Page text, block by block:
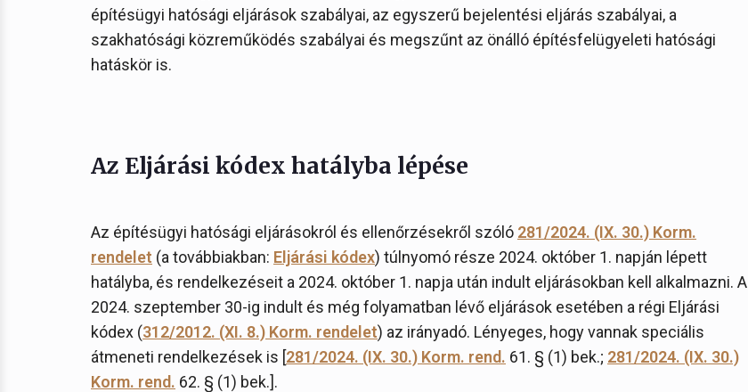
építésügyi hatósági eljárások szabályai, az egyszerű bejelentési eljárás szabályai, a
szakhatósági közreműködés szabályai és megszűnt az önálló építésfelügyeleti hatósági
hatáskör is.
Az Eljárási kódex hatályba lépése
Az építésügyi hatósági eljárásokról és ellenőrzésekről szóló 281/2024. (IX. 30.) Korm.
rendelet (a továbbiakban: Eljárási kódex) túlnyomó része 2024. október 1. napján lépett
hatályba, és rendelkezéseit a 2024. október 1. napja után indult eljárásokban kell alkalmazni. A
2024. szeptember 30-ig indult és még folyamatban lévő eljárások esetében a régi Eljárási
kódex (312/2012. (XI. 8.) Korm. rendelet) az irányadó. Lényeges, hogy vannak speciális
átmeneti rendelkezések is [281/2024. (IX. 30.) Korm. rend. 61. § (1) bek.; 281/2024. (IX. 30.)
Korm. rend. 62. § (1) bek.].